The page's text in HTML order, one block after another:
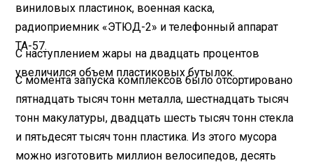
виниловых пластинок, военная каска,
радиоприемник «ЭТЮД-2» и телефонный аппарат
ТА-57.
С наступлением жары на двадцать процентов
увеличился объем пластиковых бутылок.
С момента запуска комплексов было отсортировано
пятнадцать тысяч тонн металла, шестнадцать тысяч
тонн макулатуры, двадцать шесть тысяч тонн стекла
и пятьдесят тысяч тонн пластика. Из этого мусора
можно изготовить миллион велосипедов, десять